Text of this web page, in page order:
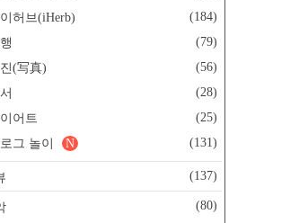
허브(iHerb)
(184)
(79)
(写真)
(56)
(28)
어트
(25)
그 놀이
(131)
N
(137)
(80)